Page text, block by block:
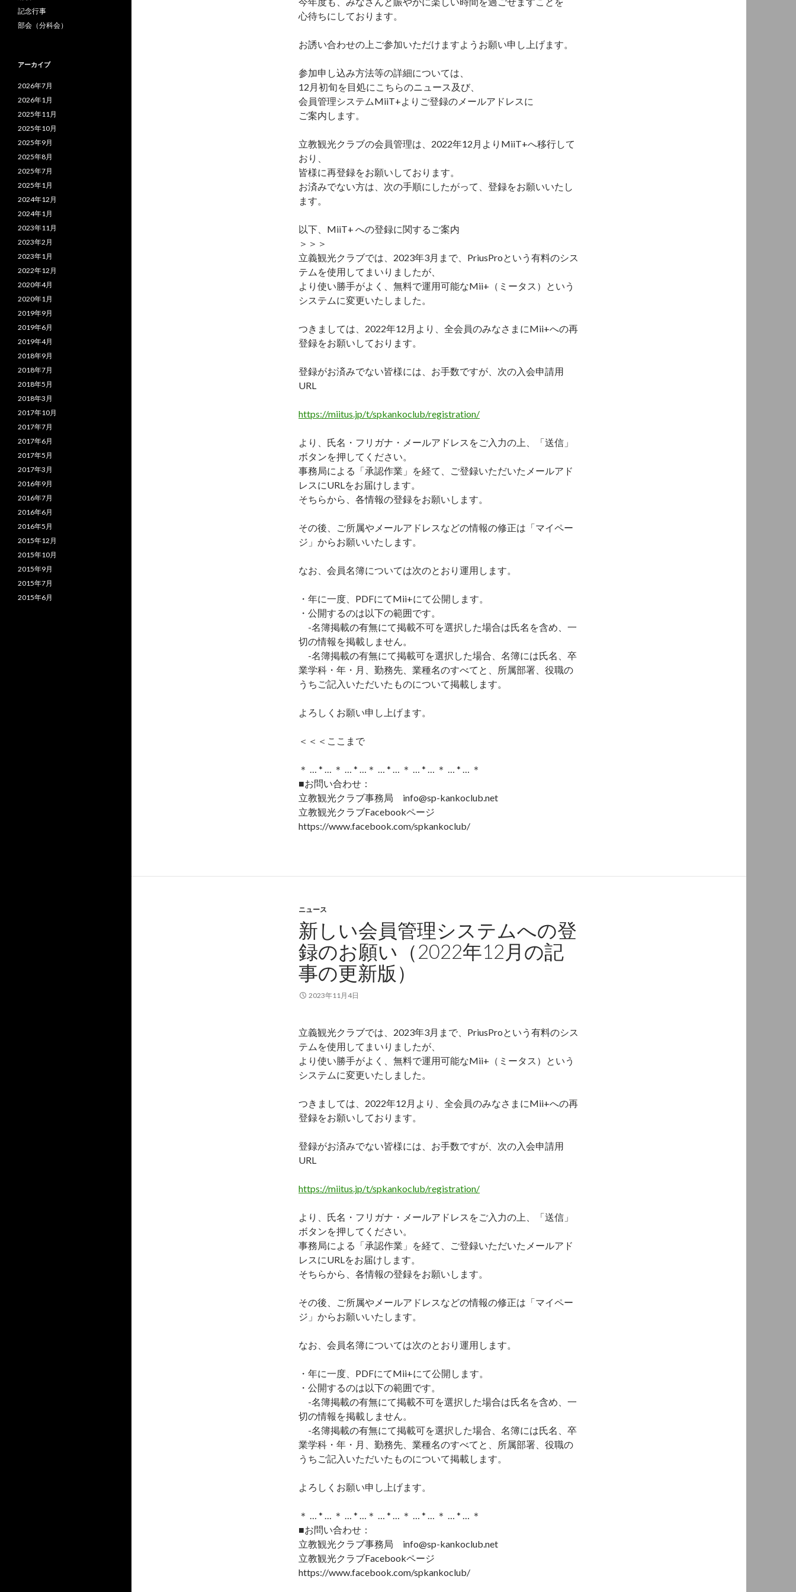
心待ちにしております。
お誘い合わせの上ご参加いただけますようお願い申し上げます。
参加申し込み方法等の詳細については、
12月初旬を目処にこちらのニュース及び、
会員管理システムMiiT+よりご登録のメールアドレスに
ご案内します。
立教観光クラブの会員管理は、2022年12月よりMiiT+へ移行して
おり、
皆様に再登録をお願いしております。
お済みでない方は、次の手順にしたがって、登録をお願いいたし
ます。
以下、MiiT+ への登録に関するご案内
＞＞＞
立義観光クラブでは、2023年3月まで、PriusProという有料のシス
テムを使用してまいりましたが、
より使い勝手がよく、無料で運用可能なMii+（ミータス）という
システムに変更いたしました。
つきましては、2022年12月より、全会員のみなさまにMii+への再
登録をお願いしております。
登録がお済みでない皆様には、お手数ですが、次の入会申請用
URL
https://miitus.jp/t/spkankoclub/registration/
より、氏名・フリガナ・メールアドレスをご入力の上、「送信」
ボタンを押してください。
事務局による「承認作業」を経て、ご登録いただいたメールアド
レスにURLをお届けします。
そちらから、各情報の登録をお願いします。
その後、ご所属やメールアドレスなどの情報の修正は「マイペー
ジ」からお願いいたします。
なお、会員名簿については次のとおり運用します。
・年に一度、PDFにてMii+にて公開します。
・公開するのは以下の範囲です。
-名簿掲載の有無にて掲載不可を選択した場合は氏名を含め、一
切の情報を掲載しません。
-名簿掲載の有無にて掲載可を選択した場合、名簿には氏名、卒
業学科・年・月、勤務先、業種名のすべてと、所属部署、役職の
うちご記入いただいたものについて掲載します。
よろしくお願い申し上げます。
＜＜＜ここまで
＊ … * … ＊ … * …＊ … * … ＊ … * … ＊ … * … ＊
■お問い合わせ：
立教観光クラブ事務局 info@sp-kankoclub.net
立教観光クラブFacebookページ
https://www.facebook.com/spkankoclub/
ニュース
新しい会員管理システムへの登
録のお願い（2022年12月の記
事の更新版）
2023年11月4日
立義観光クラブでは、2023年3月まで、PriusProという有料のシス
テムを使用してまいりましたが、
より使い勝手がよく、無料で運用可能なMii+（ミータス）という
システムに変更いたしました。
つきましては、2022年12月より、全会員のみなさまにMii+への再
登録をお願いしております。
登録がお済みでない皆様には、お手数ですが、次の入会申請用
URL
https://miitus.jp/t/spkankoclub/registration/
より、氏名・フリガナ・メールアドレスをご入力の上、「送信」
ボタンを押してください。
事務局による「承認作業」を経て、ご登録いただいたメールアド
レスにURLをお届けします。
そちらから、各情報の登録をお願いします。
その後、ご所属やメールアドレスなどの情報の修正は「マイペー
ジ」からお願いいたします。
なお、会員名簿については次のとおり運用します。
・年に一度、PDFにてMii+にて公開します。
・公開するのは以下の範囲です。
-名簿掲載の有無にて掲載不可を選択した場合は氏名を含め、一
切の情報を掲載しません。
-名簿掲載の有無にて掲載可を選択した場合、名簿には氏名、卒
業学科・年・月、勤務先、業種名のすべてと、所属部署、役職の
うちご記入いただいたものについて掲載します。
よろしくお願い申し上げます。
＊ … * … ＊ … * …＊ … * … ＊ … * … ＊ … * … ＊
■お問い合わせ：
立教観光クラブ事務局 info@sp-kankoclub.net
立教観光クラブFacebookページ
https://www.facebook.com/spkankoclub/
記念行事
部会（分科会）
アーカイブ
2026年7月
2026年1月
2025年11月
2025年10月
2025年9月
2025年8月
2025年7月
2025年1月
2024年12月
2024年1月
2023年11月
2023年2月
2023年1月
2022年12月
2020年4月
2020年1月
2019年9月
2019年6月
2019年4月
2018年9月
2018年7月
2018年5月
2018年3月
2017年10月
2017年7月
2017年6月
2017年5月
2017年3月
2016年9月
2016年7月
2016年6月
2016年5月
2015年12月
2015年10月
2015年9月
2015年7月
2015年6月